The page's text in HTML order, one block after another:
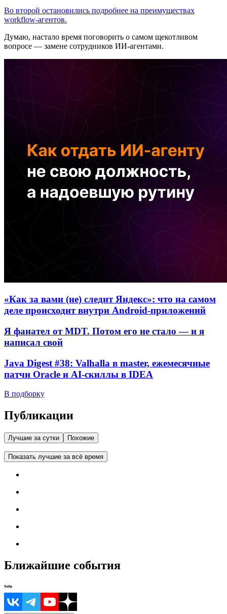
Во второй остановились подробнее на преимуществах
workflow-агентов.
Думаю, настало время поговорить о самом щекотливом
вопросе — замене сотрудников ИИ-агентами.
«Как за вами (не) следит Яндекс»: что на самом
деле происходит внутри Android-приложений
Я фанател от MDT. Потом его не стало — и я
написал свой
Java Digest #38: Valhalla в master, ежемесячные
патчи Oracle и AI-скиллы в IDEA
В подборку
Публикации
Лучшие за сутки Похожие
Показать лучшие за всё время
Ближайшие события